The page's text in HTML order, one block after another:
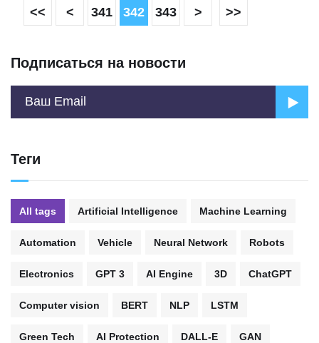
<< < 341 342 343 > >>
Подписаться на новости
Теги
All tags Artificial Intelligence Machine Learning
Automation Vehicle Neural Network Robots
Electronics GPT 3 AI Engine 3D ChatGPT
Computer vision BERT NLP LSTM
Green Tech AI Protection DALL-E GAN